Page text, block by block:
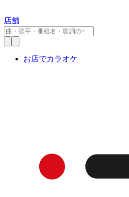
店舗
お店でカラオケ